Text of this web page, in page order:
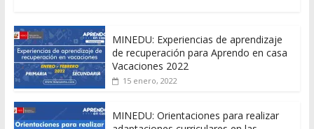
MINEDU: Experiencias de aprendizaje
de recuperación para Aprendo en casa
Vacaciones 2022
15 enero, 2022
MINEDU: Orientaciones para realizar